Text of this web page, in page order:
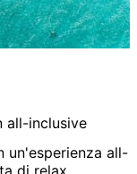
all-inclusive
un'esperienza all-